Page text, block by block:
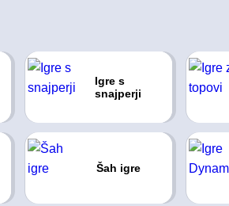
Igre s
snajperji
Šah igre